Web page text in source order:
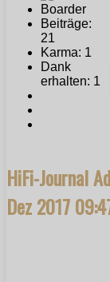
Beiträge:
21
Karma: 1
Dank
erhalten: 1
HiFi-Journal
Dez 2017